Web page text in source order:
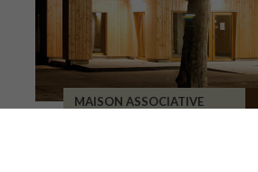
MAISON ASSOCIATIVE